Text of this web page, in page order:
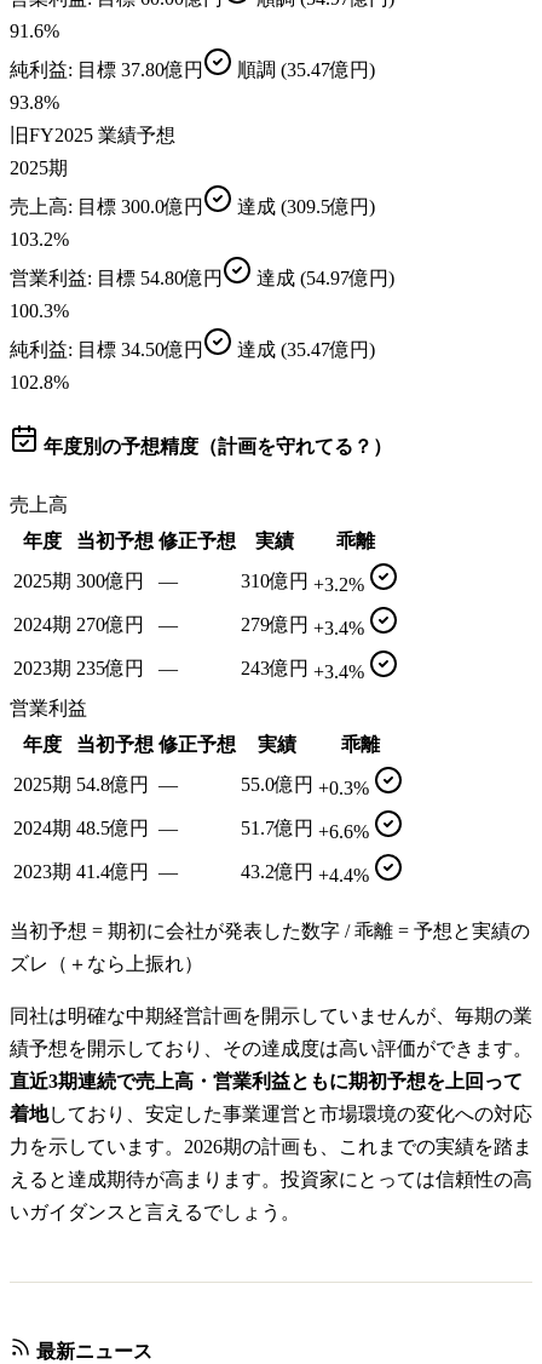
91.6%
純利益: 目標 37.80億円 順調 (35.47億円)
93.8%
旧FY2025 業績予想
2025期
売上高: 目標 300.0億円 達成 (309.5億円)
103.2%
営業利益: 目標 54.80億円 達成 (54.97億円)
100.3%
純利益: 目標 34.50億円 達成 (35.47億円)
102.8%
年度別の予想精度（計画を守れてる？）
売上高
年度
当初予想 修正予想 実績
乖離
2025期 300億円 — 310億円 +3.2%
2024期 270億円 — 279億円 +3.4%
2023期 235億円 — 243億円 +3.4%
営業利益
年度
当初予想 修正予想 実績
乖離
2025期 54.8億円 — 55.0億円 +0.3%
2024期 48.5億円 — 51.7億円 +6.6%
2023期 41.4億円 — 43.2億円 +4.4%
当初予想 = 期初に会社が発表した数字 / 乖離 = 予想と実績の
ズレ（＋なら上振れ）
同社は明確な中期経営計画を開示していませんが、毎期の業
績予想を開示しており、その達成度は高い評価ができます。
直近3期連続で売上高・営業利益ともに期初予想を上回って
着地しており、安定した事業運営と市場環境の変化への対応
力を示しています。2026期の計画も、これまでの実績を踏ま
えると達成期待が高まります。投資家にとっては信頼性の高
いガイダンスと言えるでしょう。
最新ニュース